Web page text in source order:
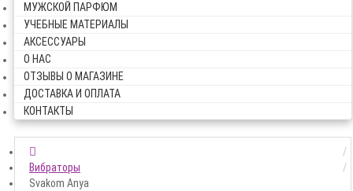
МУЖСКОЙ ПАРФЮМ
УЧЕБНЫЕ МАТЕРИАЛЫ
АКСЕССУАРЫ
О НАС
ОТЗЫВЫ О МАГАЗИНЕ
ДОСТАВКА И ОПЛАТА
КОНТАКТЫ
Вибраторы
Svakom Anya